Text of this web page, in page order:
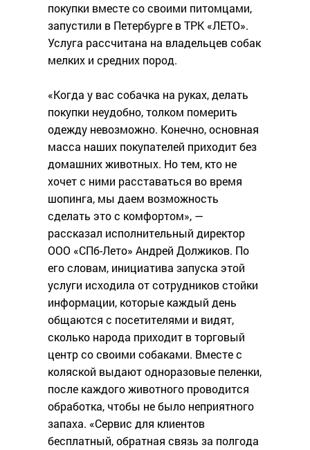
покупки вместе со своими питомцами,
запустили в Петербурге в ТРК «ЛЕТО».
Услуга рассчитана на владельцев собак
мелких и средних пород.
«Когда у вас собачка на руках, делать
покупки неудобно, толком померить
одежду невозможно. Конечно, основная
масса наших покупателей приходит без
домашних животных. Но тем, кто не
хочет с ними расставаться во время
шопинга, мы даем возможность
сделать это с комфортом», —
рассказал исполнительный директор
ООО «СПб-Лето» Андрей Должиков. По
его словам, инициатива запуска этой
услуги исходила от сотрудников стойки
информации, которые каждый день
общаются с посетителями и видят,
сколько народа приходит в торговый
центр со своими собаками. Вместе с
коляской выдают одноразовые пеленки,
после каждого животного проводится
обработка, чтобы не было неприятного
запаха. «Сервис для клиентов
бесплатный, обратная связь за полгода